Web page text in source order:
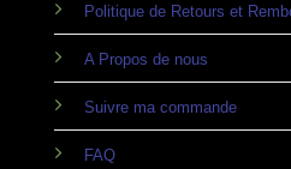
Politique de Retours et
A Propos de nous
Suivre ma commande
FAQ